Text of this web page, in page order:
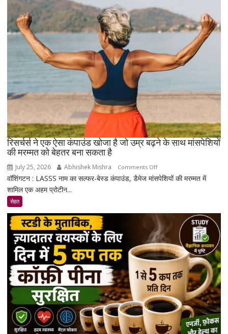
सावधान
!
रिसर्चर्स ने एक ऐसा कंपाउंड खोजा है जो उम्र बढ़ने के साथ मांसपेशियों
की मरम्मत को बेहतर बना सकता है
July 25, 2026 Abhishek Mishra Comments Offon
रिसर्चर्स
ऐसा
कंपाउंड
खोजा
है
जो
बढ़ने
के
साथ
मांसपेशियों
की
वॉशिंगटन : LASSS नाम का सल्फर-बेस्ड कंपाउंड, डैमेज मांसपेशियों की मरम्मत में
शामिल एक अहम प्रोटीन...
सेहत